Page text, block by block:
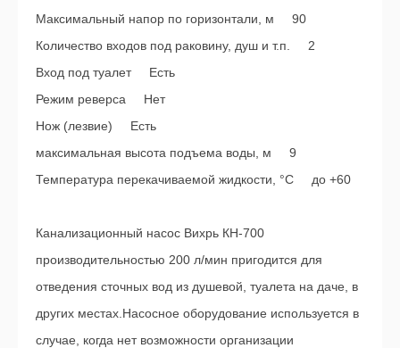
Максимальный напор по горизонтали, м 90
Количество входов под раковину, душ и т.п. 2
Вход под туалет Есть
Режим реверса Нет
Нож (лезвие) Есть
максимальная высота подъема воды, м 9
Температура перекачиваемой жидкости, °С до +60
Канализационный насос Вихрь КН-700
производительностью 200 л/мин пригодится для
отведения сточных вод из душевой, туалета на даче, в
других местах.Насосное оборудование используется в
случае, когда нет возможности организации